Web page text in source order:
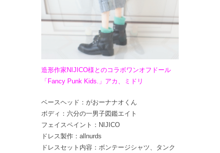
造形作家NIJICO様とのコラボワンオフドール
「Fancy Punk Kids.」アカ、ミドリ
ベースヘッド：がおーナナオくん
ボディ：六分の一男子図鑑エイト
フェイスペイント：NIJICO
ドレス製作：allnurds
ドレスセット内容：ボンテージシャツ、タンク